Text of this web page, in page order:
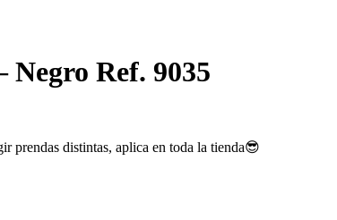
Ref. 9035
prendas distintas, aplica en toda la tienda😎